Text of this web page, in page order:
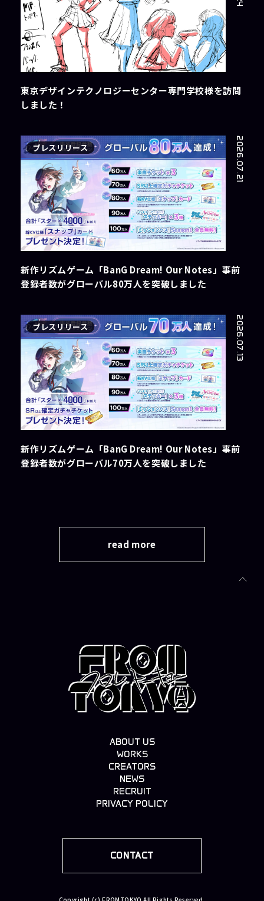
東京デザインテクノロジーセンター専門学校様を訪問
しました！
プレスリリース 2026.07.21
新作リズムゲーム「BanG Dream! Our Notes」事前
登録者数がグローバル80万人を突破しました
プレスリリース 2026.07.13
新作リズムゲーム「BanG Dream! Our Notes」事前
登録者数がグローバル70万人を突破しました
read more
ABOUT US
WORKS
CREATORS
NEWS
RECRUIT
PRIVACY POLICY
CONTACT